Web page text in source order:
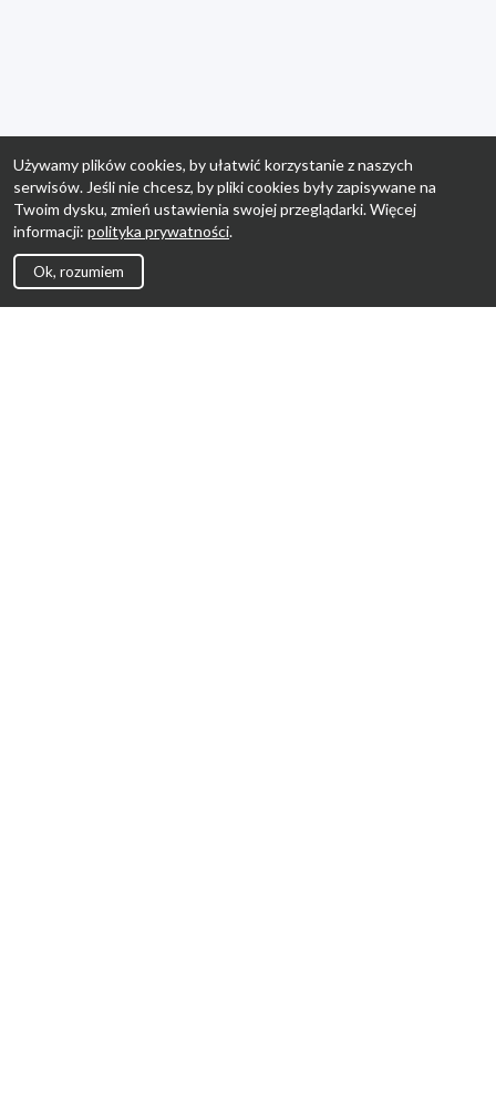
Używamy plików cookies, by ułatwić korzystanie z naszych
serwisów. Jeśli nie chcesz, by pliki cookies były zapisywane na
Twoim dysku, zmień ustawienia swojej przeglądarki. Więcej
informacji: polityka prywatności.
Ok, rozumiem